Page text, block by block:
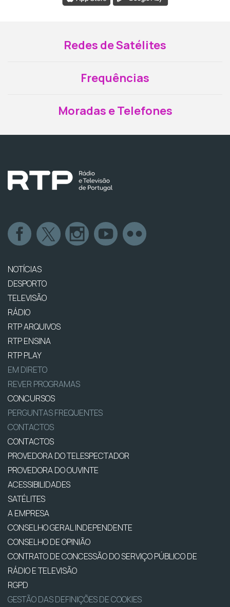
Redes de Satélites
Frequências
Moradas e Telefones
NOTÍCIAS
DESPORTO
TELEVISÃO
RÁDIO
RTP ARQUIVOS
RTP ENSINA
RTP PLAY
EM DIRETO
REVER PROGRAMAS
CONCURSOS
PERGUNTAS FREQUENTES
CONTACTOS
CONTACTOS
PROVEDORA DO TELESPECTADOR
PROVEDORA DO OUVINTE
ACESSIBILIDADES
SATÉLITES
A EMPRESA
CONSELHO GERAL INDEPENDENTE
CONSELHO DE OPINIÃO
CONTRATO DE CONCESSÃO DO SERVIÇO PÚBLICO DE
RÁDIO E TELEVISÃO
RGPD
GESTÃO DAS DEFINIÇÕES DE COOKIES